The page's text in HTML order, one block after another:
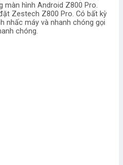
màn hình Android Z800 Pro.
Zestech Z800 Pro. Có bất kỳ
nhấc máy và nhanh chóng gọi
chóng.